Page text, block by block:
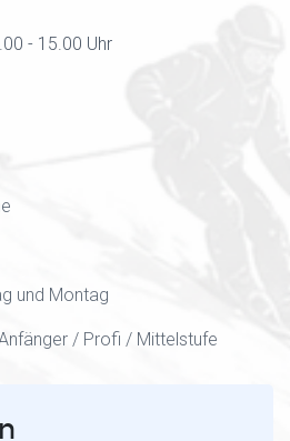
- 15.00 Uhr
und Montag
/ Profi / Mittelstufe